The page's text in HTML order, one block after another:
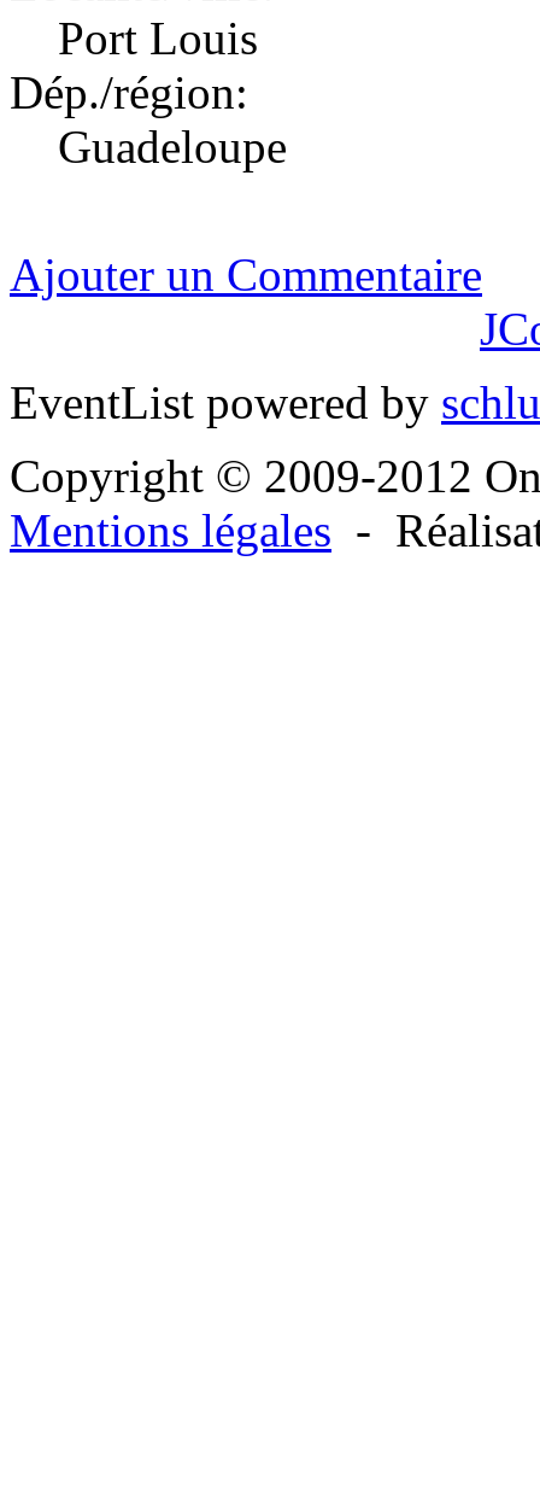
Port Louis
Dép./région:
Guadeloupe
Ajouter un Commentaire
EventList powered by
Copyright © 2009-2012
Mentions légales -